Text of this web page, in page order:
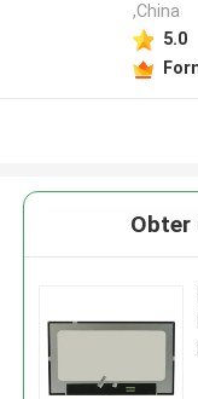
,China
5.0
Obter